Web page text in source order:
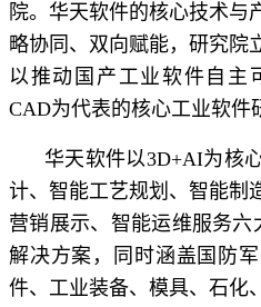
院。华天软件的核心技术与
略协同、双向赋能，研究院
以推动国产工业软件自主
CAD为代表的核心工业软件
华天软件以3D+AI为核
计、智能工艺规划、智能制
营销展示、智能运维服务
解决方案，同时涵盖国防
件、工业装备、模具、石化